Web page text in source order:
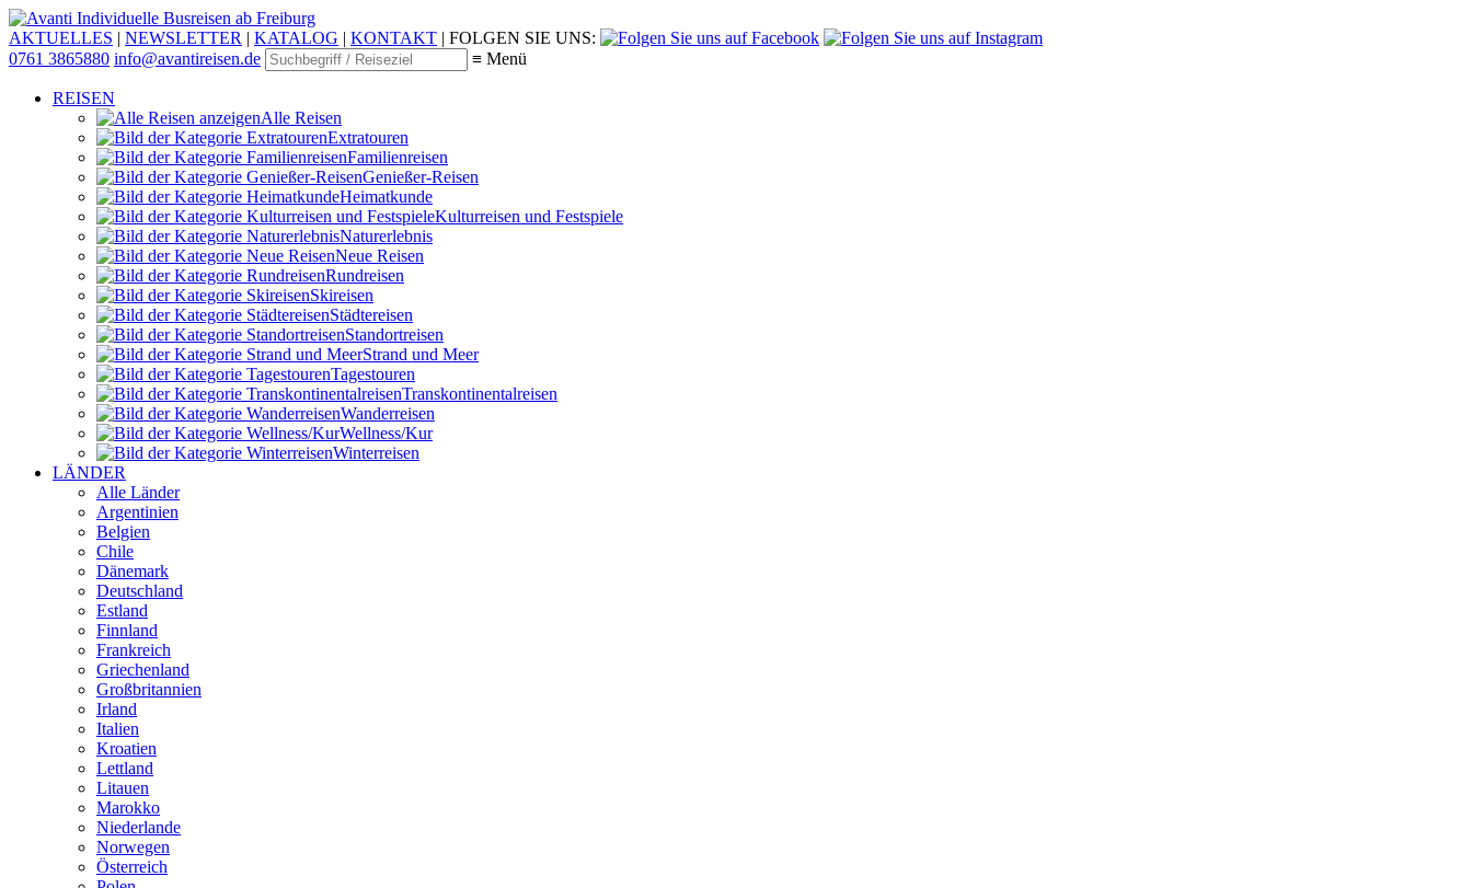
Individuelle Busreisen ab Freiburg
AKTUELLES | NEWSLETTER | KATALOG | KONTAKT | FOLGEN SIE UNS:
0761 3865880 info@avantireisen.de ≡ Menü
REISEN
Alle Reisen
Extratouren
Familien­reisen
Genießer-Reisen
Heimatkunde
Kultur­reisen und Festspiele
Naturerlebnis
Neue Reisen
Rund­reisen
Ski­reisen
Städte­reisen
Standort­reisen
Strand und Meer
Tagestouren
Transkontinental­reisen
Wander­reisen
Wellness/Kur
Winter­reisen
LÄNDER
Alle Länder
Argentinien
Belgien
Chile
Dänemark
Deutschland
Estland
Finnland
Frankreich
Griechenland
Großbritannien
Irland
Italien
Kroatien
Lettland
Litauen
Marokko
Niederlande
Norwegen
Österreich